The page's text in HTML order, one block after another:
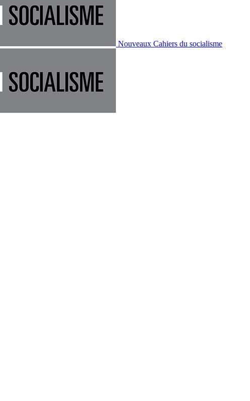
Nouveaux Cahiers du socialisme